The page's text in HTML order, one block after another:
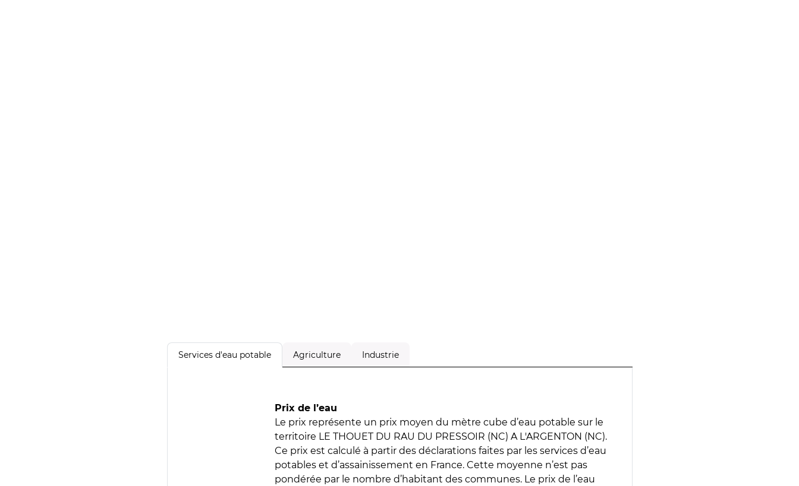
Services d'eau potable Agriculture Industrie
Prix de l’eau
Le prix représente un prix moyen du mètre cube d’eau potable sur le
territoire LE THOUET DU RAU DU PRESSOIR (NC) A L'ARGENTON (NC).
Ce prix est calculé à partir des déclarations faites par les services d’eau
potables et d’assainissement en France. Cette moyenne n’est pas
pondérée par le nombre d’habitant des communes. Le prix de l’eau